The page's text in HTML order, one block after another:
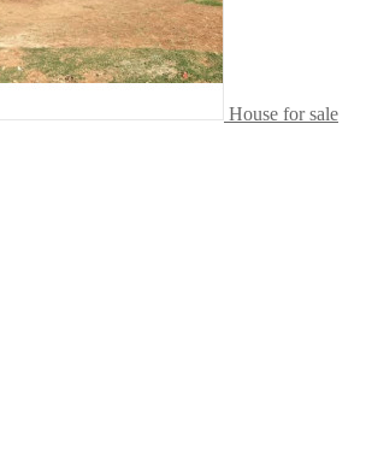
House for sale